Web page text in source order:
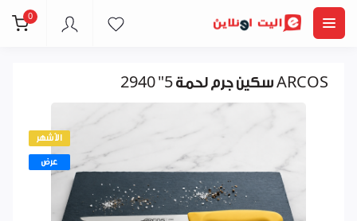
0
سكين جرم لحمة 5" 2940 ARCOS
الأشهر
عرض